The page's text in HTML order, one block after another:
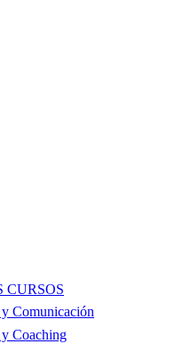
CURSOS
Comunicación
Coaching